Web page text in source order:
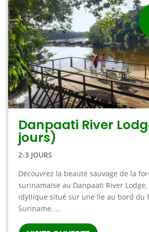
Danpaati River
jours)
2-3 JOURS
Découvrez la beauté sauvage de la
surinamaise au Danpaati River
idyllique situé sur une île au bord du
Suriname. ...